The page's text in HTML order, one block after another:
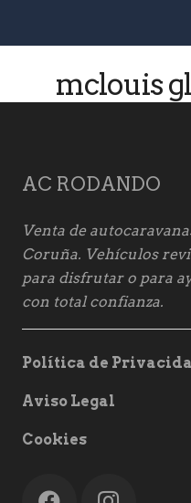
mclouis
AC RODANDO
Venta de
Coruña. Vehículos
para disfrutar o para
con total confianza.
Política de
Aviso Legal
Cookies